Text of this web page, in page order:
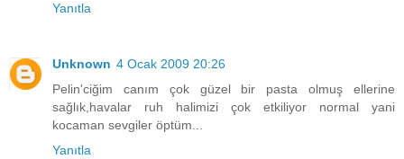
Yanıtla
Unknown 4 Ocak 2009 20:26
Pelin'ciğim canım çok güzel bir pasta olmuş ellerine
sağlık,havalar ruh halimizi çok etkiliyor normal yani
kocaman sevgiler öptüm...
Yanıtla